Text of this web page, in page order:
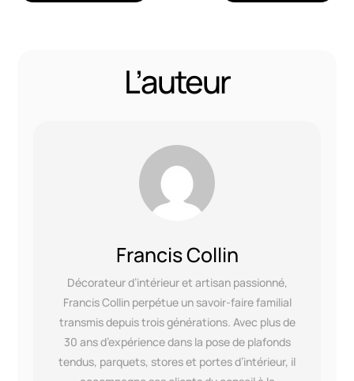
L’auteur
Francis Collin
Décorateur d’intérieur et artisan passionné,
Francis Collin perpétue un savoir-faire familial
transmis depuis trois générations. Avec plus de
30 ans d’expérience dans la pose de plafonds
tendus, parquets, stores et portes d’intérieur, il